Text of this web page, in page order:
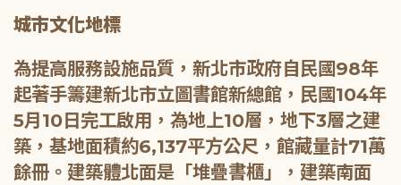
城市文化地標
為提高服務設施品質，新北市政府自民國98年
起著手籌建新北市立圖書館新總館，民國104年
5月10日完工啟用，為地上10層，地下3層之建
築，基地面積約6,137平方公尺，館藏量計71萬
餘冊。建築體北面是「堆疊書櫃」，建築南面